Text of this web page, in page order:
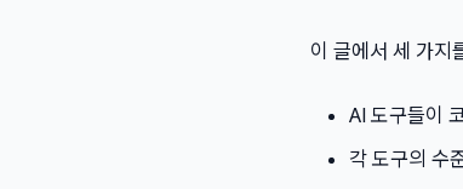
이 글에서 세 가지
AI 도구들이
각 도구의 수